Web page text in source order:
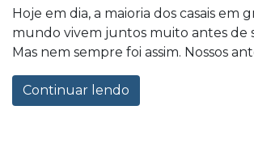
Hoje em dia, a maioria dos casais em
mundo vivem juntos muito antes de
Mas nem sempre foi assim. Nossos
Continuar lendo